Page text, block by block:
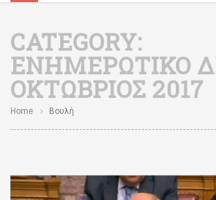
CATEGORY:
ΕΝΗΜΕΡΩΤΙΚΌ
ΟΚΤΏΒΡΙΟΣ 2017
Home Βουλή